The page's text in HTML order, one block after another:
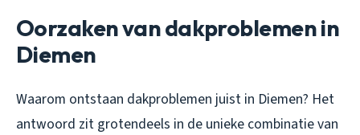
Oorzaken van dakproblemen in
Diemen
Waarom ontstaan dakproblemen juist in Diemen? Het
antwoord zit grotendeels in de unieke combinatie van